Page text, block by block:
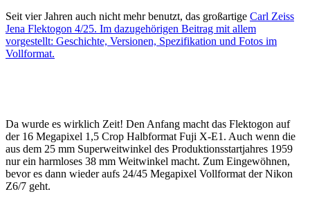
Seit vier Jahren auch nicht mehr benutzt, das großartige Carl Zeiss
Jena Flektogon 4/25. Im dazugehörigen Beitrag mit allem
vorgestellt: Geschichte, Versionen, Spezifikation und Fotos im
Vollformat.
Da wurde es wirklich Zeit! Den Anfang macht das Flektogon auf
der 16 Megapixel 1,5 Crop Halbformat Fuji X-E1. Auch wenn die
aus dem 25 mm Superweitwinkel des Produktionsstartjahres 1959
nur ein harmloses 38 mm Weitwinkel macht. Zum Eingewöhnen,
bevor es dann wieder aufs 24/45 Megapixel Vollformat der Nikon
Z6/7 geht.